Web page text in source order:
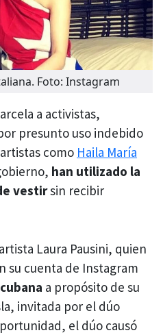
Foto: Instagram
a activistas,
presunto uso indebido
como Haila María
han utilizado la
vestirsin recibir
Laura Pausini, quien
su cuenta de Instagram
a propósito de su
invitada por el dúo
el dúo causó